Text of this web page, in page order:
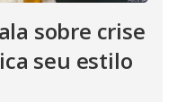
sobre crise
seu estilo